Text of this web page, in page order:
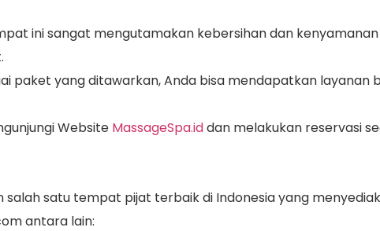
ini sangat mengutamakan kebersihan dan
paket yang ditawarkan, Anda bisa mendapatkan layanan
Website MassageSpa.iddan melakukan reservasi
salah satu tempat pijat terbaik di Indonesia yang
antara lain: